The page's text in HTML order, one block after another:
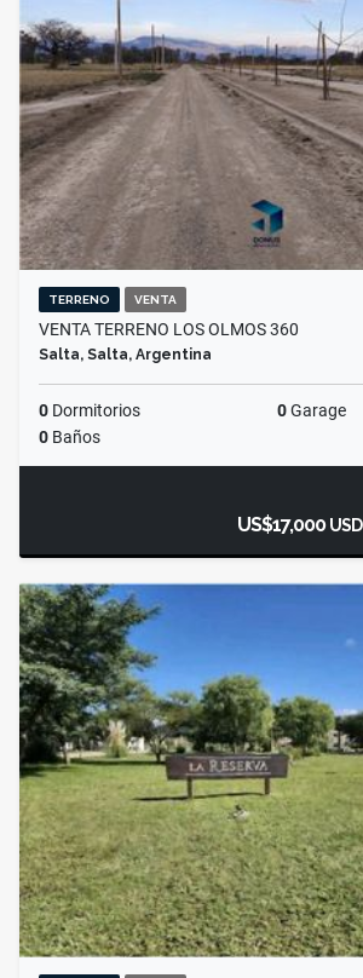
TERRENO VENTA
VENTA TERRENO LOS OLMOS 360
Salta, Salta, Argentina
0 Dormitorios 0Garage
0 Baños
US$17,000USD